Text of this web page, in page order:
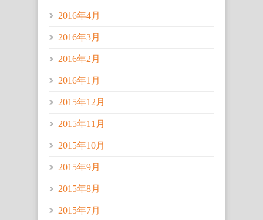
2016年4月
2016年3月
2016年2月
2016年1月
2015年12月
2015年11月
2015年10月
2015年9月
2015年8月
2015年7月